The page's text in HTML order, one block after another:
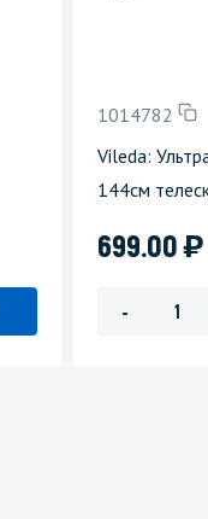
1014782
Vileda:
144см
699.00)
-